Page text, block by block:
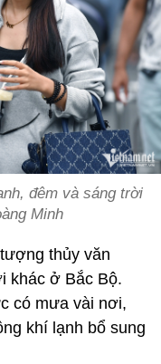
đêm và sáng trời
Minh
thủy văn
khác ở Bắc Bộ.
có mưa vài nơi,
khí lạnh bổ sung